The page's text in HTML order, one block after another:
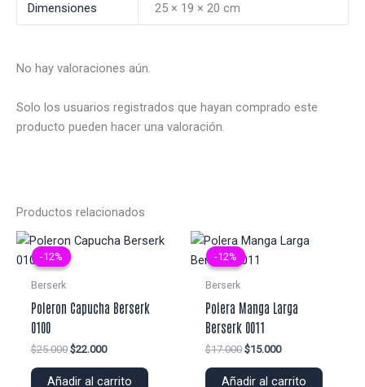
Dimensiones 25 × 19 × 20 cm
No hay valoraciones aún.
Solo los usuarios registrados que hayan comprado este
producto pueden hacer una valoración.
Productos relacionados
-12%
-12%
Berserk
Poleron Capucha Berserk
0100
$25.000 El
original
$22.000El
actual
Añadir al carrito
-12%
-12%
Berserk
Polera Manga Larga
Berserk 0011
$17.000 El
original
$15.000El
actual
Añadir al carrito